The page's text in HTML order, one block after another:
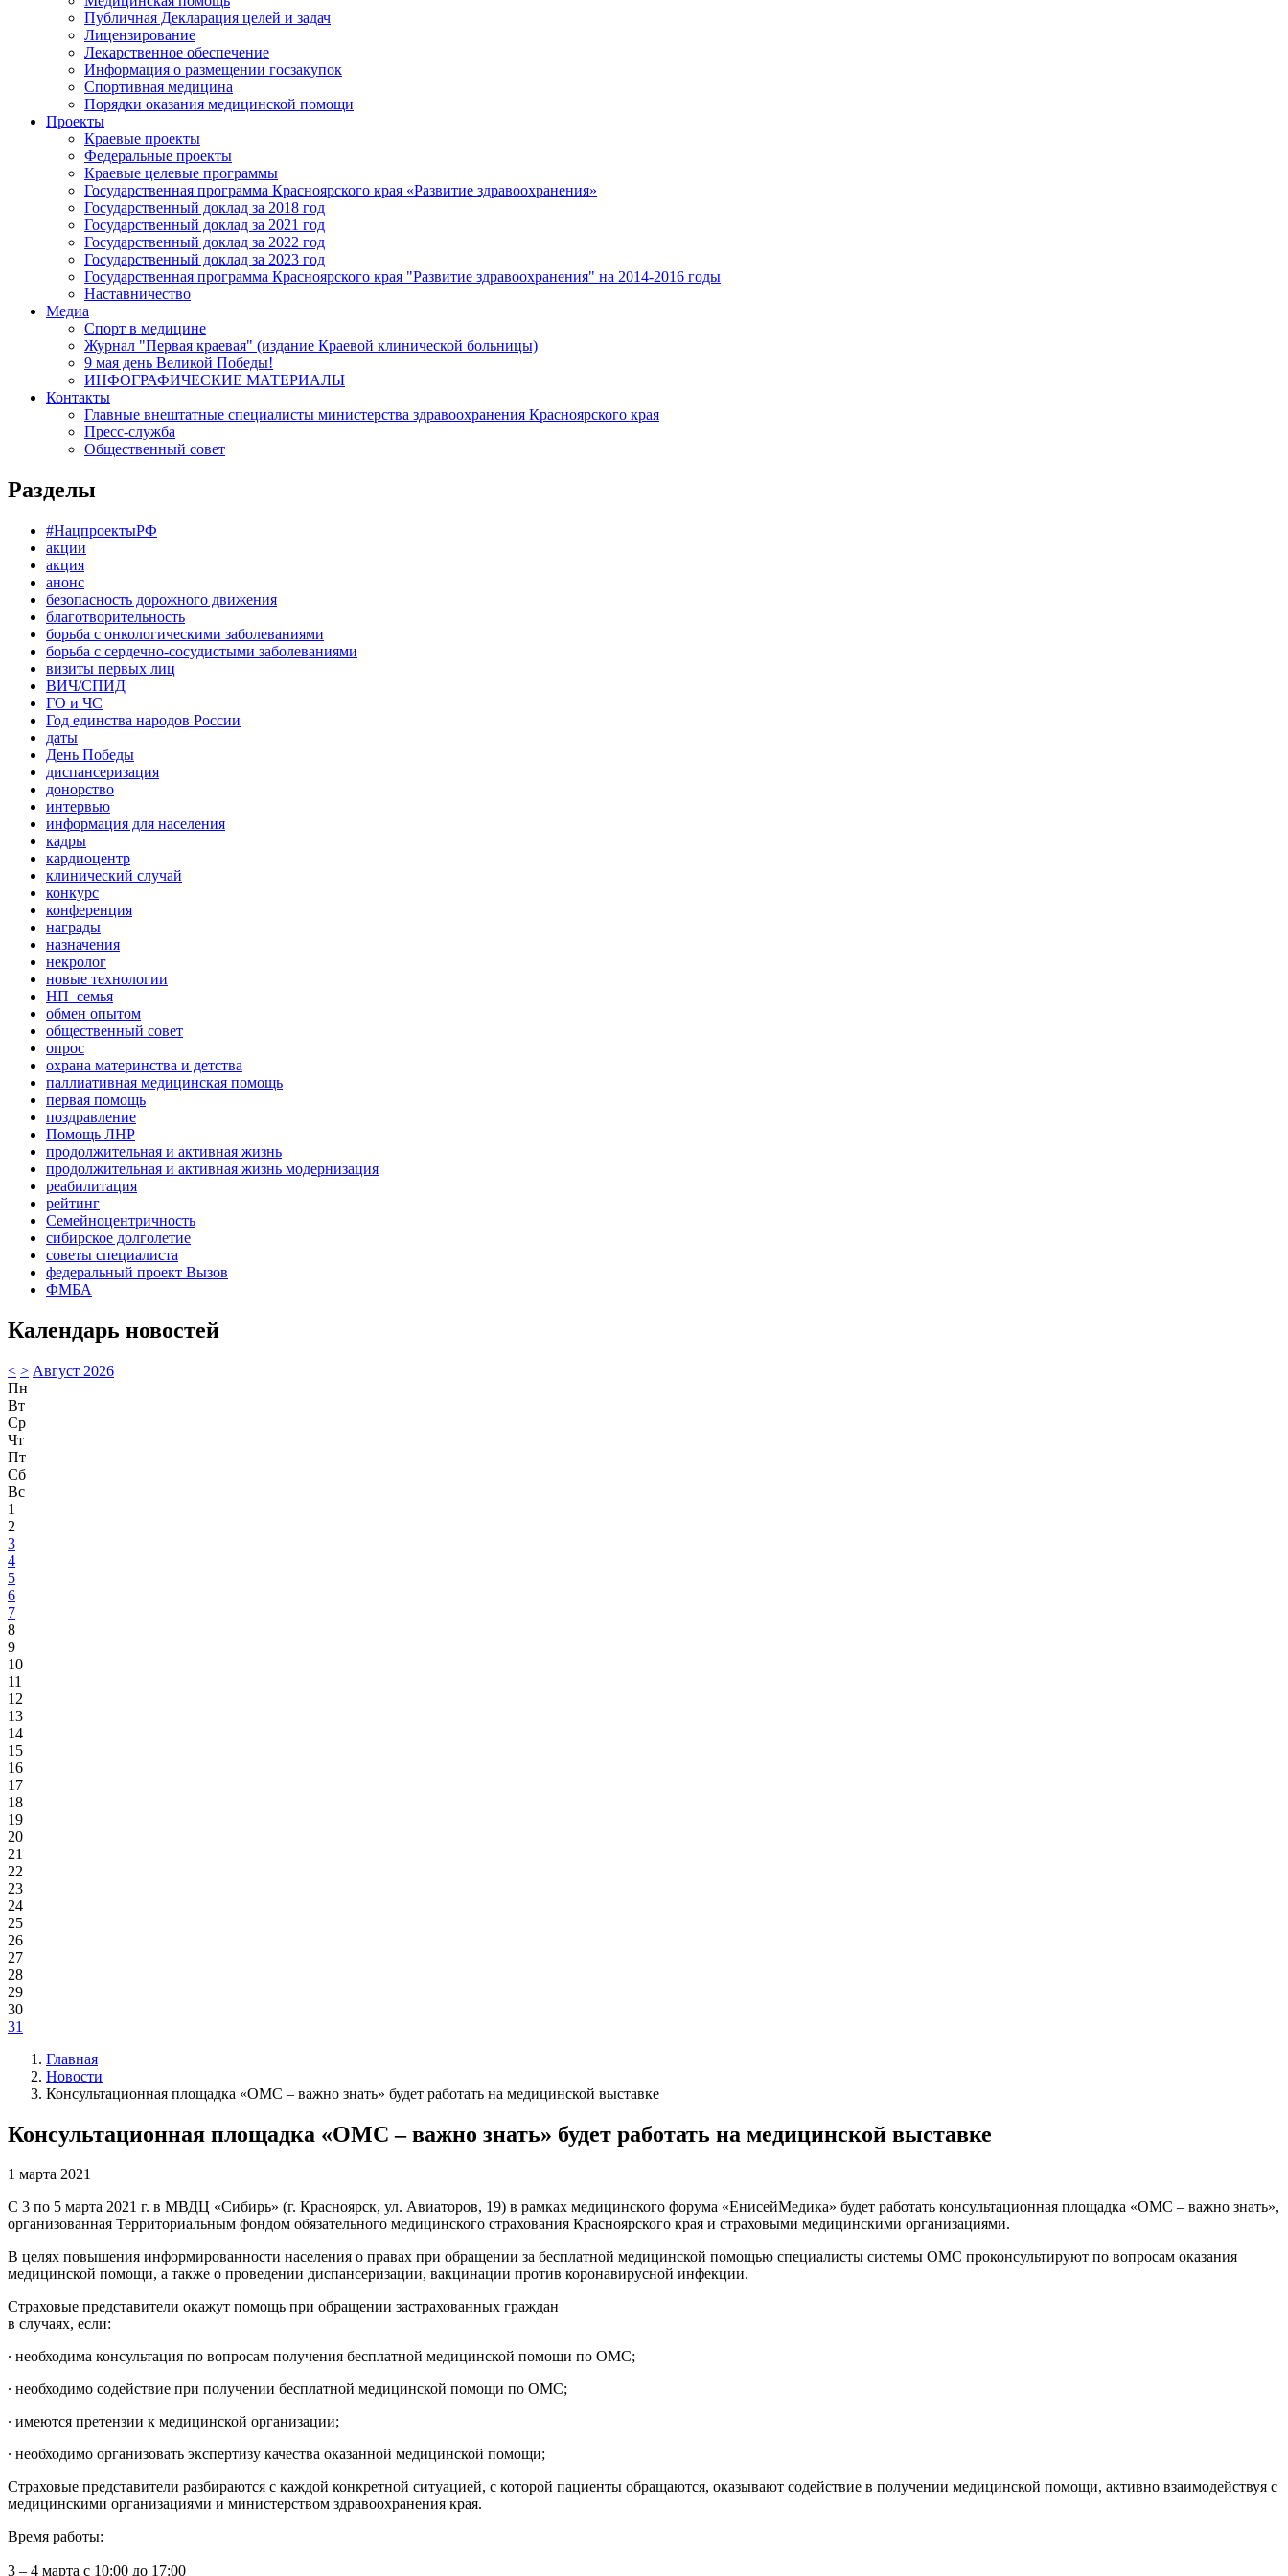
Публичная Декларация целей и задач
Лицензирование
Лекарственное обеспечение
Информация о размещении госзакупок
Спортивная медицина
Порядки оказания медицинской помощи
Проекты
Краевые проекты
Федеральные проекты
Краевые целевые программы
Государственная программа Красноярского края «Развитие здравоохранения»
Государственный доклад за 2018 год
Государственный доклад за 2021 год
Государственный доклад за 2022 год
Государственный доклад за 2023 год
Государственная программа Красноярского края "Развитие здравоохранения" на 2014-2016 годы
Наставничество
Медиа
Спорт в медицине
Журнал "Первая краевая" (издание Краевой клинической больницы)
9 мая день Великой Победы!
ИНФОГРАФИЧЕСКИЕ МАТЕРИАЛЫ
Контакты
Главные внештатные специалисты министерства здравоохранения Красноярского края
Пресс-служба
Общественный совет
Разделы
#НацпроектыРФ
акции
акция
анонс
безопасность дорожного движения
благотворительность
борьба с онкологическими заболеваниями
борьба с сердечно-сосудистыми заболеваниями
визиты первых лиц
ВИЧ/СПИД
ГО и ЧС
Год единства народов России
даты
День Победы
диспансеризация
донорство
интервью
информация для населения
кадры
кардиоцентр
клинический случай
конкурс
конференция
награды
назначения
некролог
новые технологии
НП_семья
обмен опытом
общественный совет
опрос
охрана материнства и детства
паллиативная медицинская помощь
первая помощь
поздравление
Помощь ЛНР
продолжительная и активная жизнь
продолжительная и активная жизнь модернизация
реабилитация
рейтинг
Семейноцентричность
сибирское долголетие
советы специалиста
федеральный проект Вызов
ФМБА
Календарь новостей
< > Август 2026
Пн
Вт
Ср
Чт
Пт
Сб
Вс
1
2
3
4
5
6
7
8
9
10
11
12
13
14
15
16
17
18
19
20
21
22
23
24
25
26
27
28
29
30
31
Главная
Новости
Консультационная площадка «ОМС – важно знать» будет работать на медицинской выставке
Консультационная площадка «ОМС – важно знать» будет работать на медицинской выставке
1 марта 2021
С 3 по 5 марта 2021 г. в МВДЦ «Сибирь» (г. Красноярск, ул. Авиаторов, 19) в рамках медицинского форума «ЕнисейМедика» будет работать консультационная площадка «ОМС – важно знать»,
организованная Территориальным фондом обязательного медицинского страхования Красноярского края и страховыми медицинскими организациями.
В целях повышения информированности населения о правах при обращении за бесплатной медицинской помощью специалисты системы ОМС проконсультируют по вопросам оказания
медицинской помощи, а также о проведении диспансеризации, вакцинации против коронавирусной инфекции.
Страховые представители окажут помощь при обращении застрахованных граждан
в случаях, если:
∙ необходима консультация по вопросам получения бесплатной медицинской помощи по ОМС;
∙ необходимо содействие при получении бесплатной медицинской помощи по ОМС;
∙ имеются претензии к медицинской организации;
∙ необходимо организовать экспертизу качества оказанной медицинской помощи;
Страховые представители разбираются с каждой конкретной ситуацией, с которой пациенты обращаются, оказывают содействие в получении медицинской помощи, активно взаимодействуя с
медицинскими организациями и министерством здравоохранения края.
Время работы:
3 – 4 марта с 10:00 до 17:00